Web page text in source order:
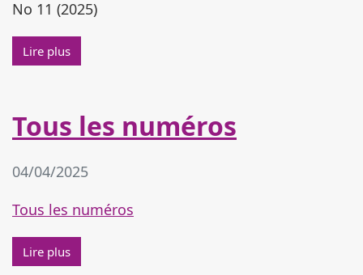
No 11 (2025)
Lire plusLire plus à propos de No 11 (2025)
Tous les numéros
04/04/2025
Tous les numéros
Lire plusLire plus à propos de Tous les numéros